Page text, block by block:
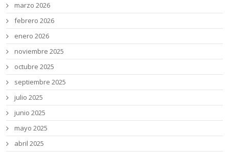
marzo 2026
febrero 2026
enero 2026
noviembre 2025
octubre 2025
septiembre 2025
julio 2025
junio 2025
mayo 2025
abril 2025